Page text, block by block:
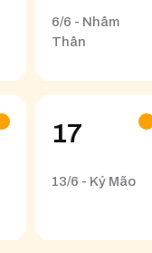
6/6 - Nhâm
Thân
17
13/6 - Kỷ Mão